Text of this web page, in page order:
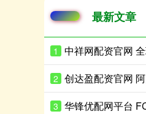
最新文章
1
2
3